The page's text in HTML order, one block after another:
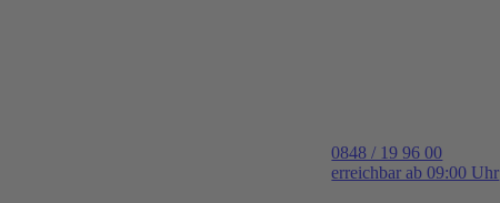
0848 / 19 96 00
erreichbar ab 09:00 Uhr